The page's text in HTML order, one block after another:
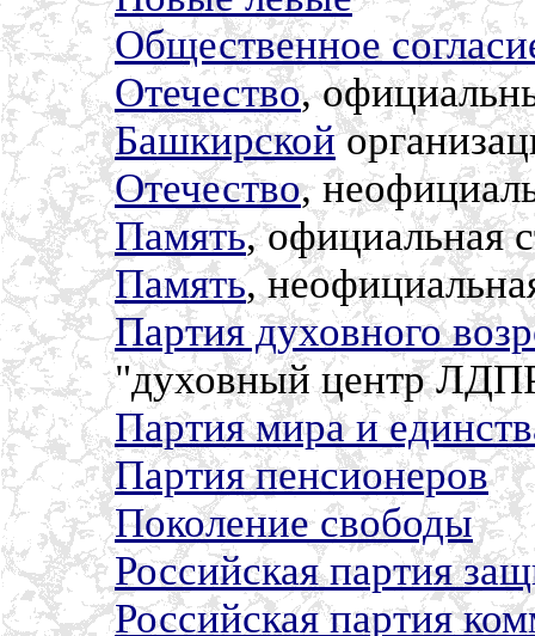
Общественное
Отечество,
Башкирской
Отечество,
Память, официальная
Память,
Партия духовного
"духовный центр
Партия мира и
Партия пенсионеров
Поколение свободы
Российская партия
Российская партия